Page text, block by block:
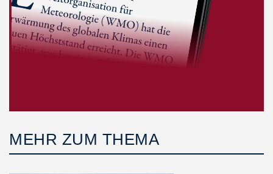
MEHR ZUM THEMA